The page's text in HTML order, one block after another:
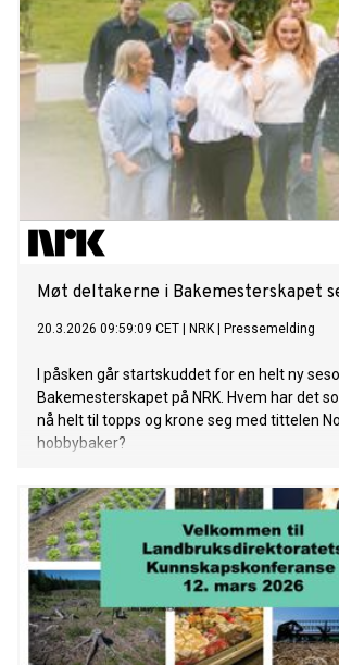
Møt deltakerne i Bakemesterskapet
20.3.2026 09:59:09 CET NRK Pressemelding
I påsken går startskuddet for en helt ny
Bakemesterskapet på NRK. Hvem har det
nå helt til topps og krone seg med tittelen
hobbybaker?